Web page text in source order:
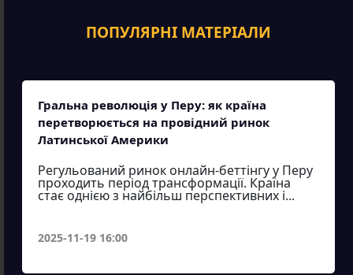
ПОПУЛЯРНІ МАТЕРІАЛИ
Гральна революція у Перу: як країна
перетворюється на провідний ринок
Латинської Америки
Регульований ринок онлайн-беттінгу у Перу
проходить період трансформації. Країна
стає однією з найбільш перспективних і...
2025-11-19 16:00